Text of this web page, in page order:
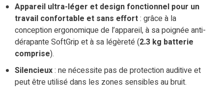
Appareil ultra-léger et design fonctionnel pour un
travail confortable et sans effort: grâce à la
conception ergonomique de l’appareil, à sa poignée anti-
dérapante SoftGrip et à sa légèreté (2.3 kg batterie
comprise).
Silencieux: ne nécessite pas de protection auditive et
peut être utilisé dans les zones sensibles au bruit.